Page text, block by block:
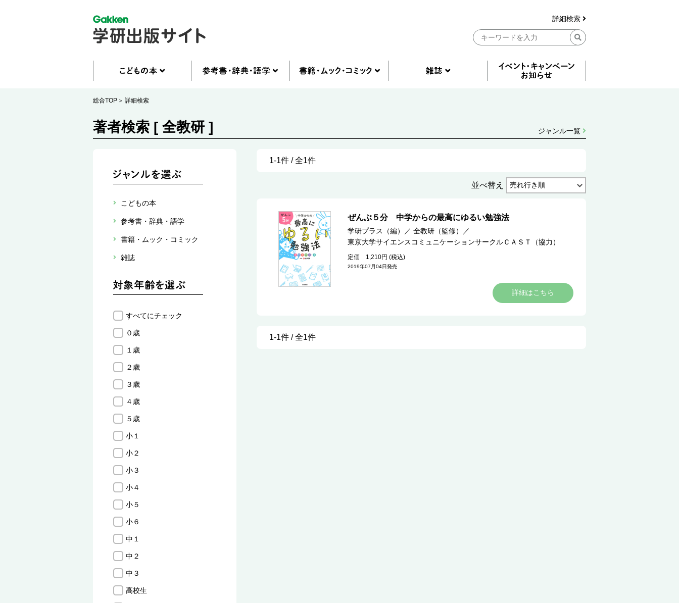
詳細検索
総合TOP 詳細検索
著者検索 [ 全教研 ] ジャンル一覧
こどもの本
参考書・辞典・語学
書籍・ムック・コミック
雑誌
すべてにチェック
０歳
１歳
２歳
３歳
４歳
５歳
小１
小２
小３
小４
小５
小６
中１
中２
中３
高校生
1-1件 / 全1件
並べ替え
ぜんぶ５分 中学からの最高にゆるい勉強法
学研プラス（編） ／ 全教研（監修）
／
東京大学サイエンスコミュニケーションサークルＣＡＳＴ（協力）
定価 1,210円 (税込)
2019年07月04日発売
詳細はこちら
1-1件 / 全1件